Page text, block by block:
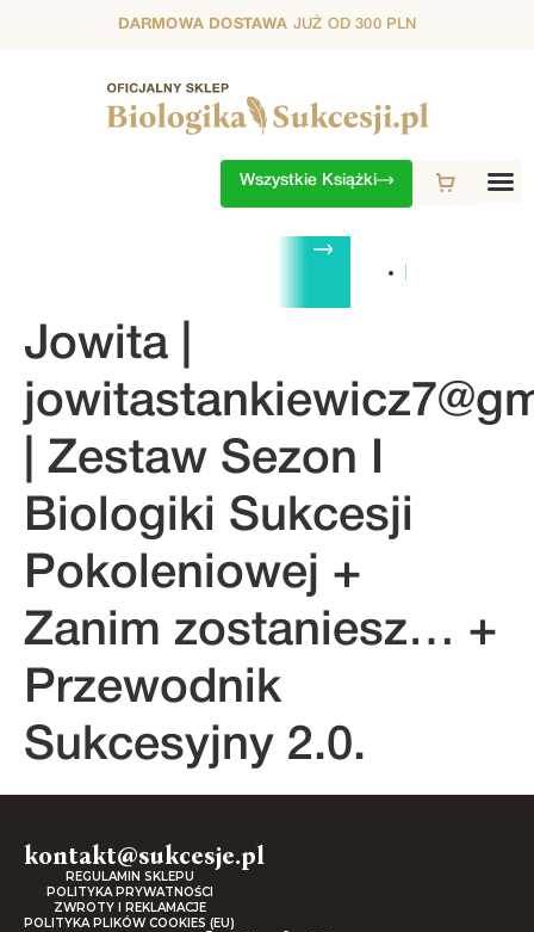
DARMOWA DOSTAWA JUŻ OD 300 PLN
Wszystkie Książki
4. SEZON
Jowita |
| Zestaw Sezon I
Biologiki Sukcesji
Pokoleniowej +
Zanim zostaniesz… +
Przewodnik
Sukcesyjny 2.0.
kontakt@sukcesje.pl
REGULAMIN SKLEPU
POLITYKA PRYWATNOŚCI
ZWROTY I REKLAMACJE
POLITYKA PLIKÓW COOKIES (EU)